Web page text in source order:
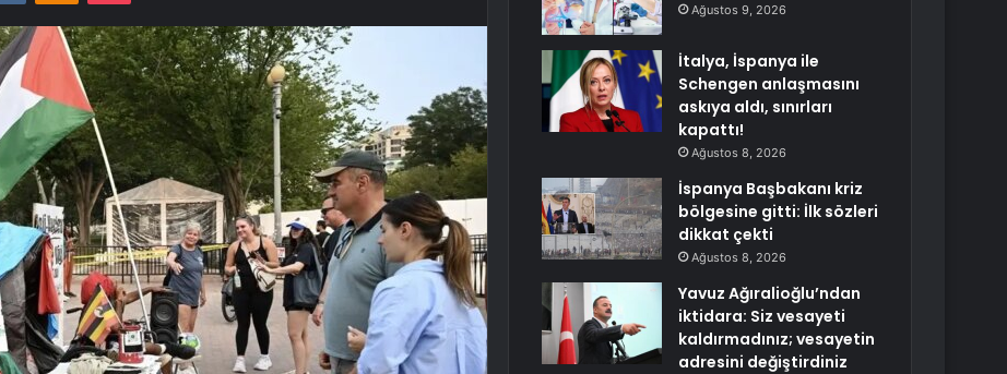
Ağustos 9, 2026
İtalya, İspanya ile
Schengen anlaşmasını
askıya aldı, sınırları
kapattı!
Ağustos 8, 2026
İspanya Başbakanı kriz
bölgesine gitti: İlk sözleri
dikkat çekti
Ağustos 8, 2026
Yavuz Ağıralioğlu’ndan
iktidara: Siz vesayeti
kaldırmadınız; vesayetin
adresini değiştirdiniz